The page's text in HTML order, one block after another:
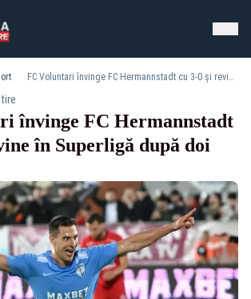
FC Voluntari învinge FC Hermannstadt cu 3-0 şi revine în Superligă după doi ani
învinge FC Hermannstadt
în Superligă după doi